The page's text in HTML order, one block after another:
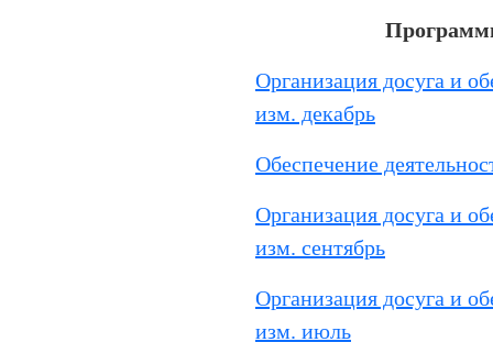
Организация досуга и
изм. декабрь
Обеспечение
Организация досуга и
изм. сентябрь
Организация досуга и
изм. июль